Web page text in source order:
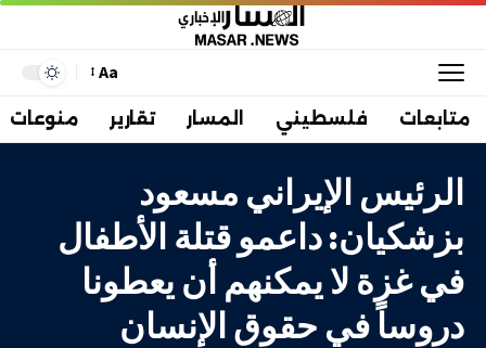
Aa
متابعات فلسطيني المسار تقارير منوعات
الرئيس الإيراني مسعود
بزشكيان: داعمو قتلة الأطفال
في غزة لا يمكنهم أن يعطونا
دروساً في حقوق الإنسان